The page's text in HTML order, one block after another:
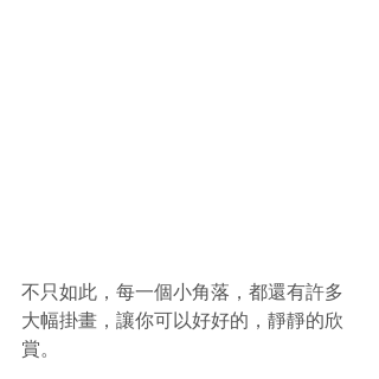
不只如此，每一個小角落，都還有許多
大幅掛畫，讓你可以好好的，靜靜的欣
賞。